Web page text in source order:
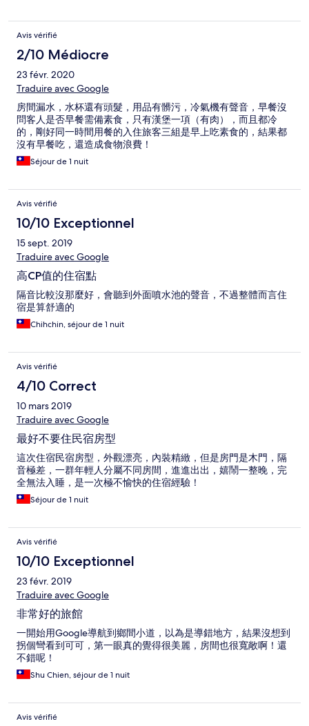
Avis vérifié
2/10 Médiocre
23 févr. 2020
Traduire avec Google
房間漏水，水杯還有頭髮，用品有髒污，冷氣機有聲音，早餐沒
問客人是否早餐需備素食，只有漢堡一項（有肉），而且都冷
的，剛好同一時間用餐的入住旅客三組是早上吃素食的，結果都
沒有早餐吃，還造成食物浪費！
Séjour de 1 nuit
Avis vérifié
10/10 Exceptionnel
15 sept. 2019
Traduire avec Google
高CP值的住宿點
隔音比較沒那麼好，會聽到外面噴水池的聲音，不過整體而言住
宿是算舒適的
Chihchin, séjour de 1 nuit
Avis vérifié
4/10 Correct
10 mars 2019
Traduire avec Google
最好不要住民宿房型
這次住宿民宿房型，外觀漂亮，內裝精緻，但是房門是木門，隔
音極差，一群年輕人分屬不同房間，進進出出，嬉鬧一整晚，完
全無法入睡，是一次極不愉快的住宿經驗！
Séjour de 1 nuit
Avis vérifié
10/10 Exceptionnel
23 févr. 2019
Traduire avec Google
非常好的旅館
一開始用Google導航到鄉間小道，以為是導錯地方，結果沒想到
拐個彎看到可可，第一眼真的覺得很美麗，房間也很寬敞啊！還
不錯呢！
Shu Chien, séjour de 1 nuit
Avis vérifié